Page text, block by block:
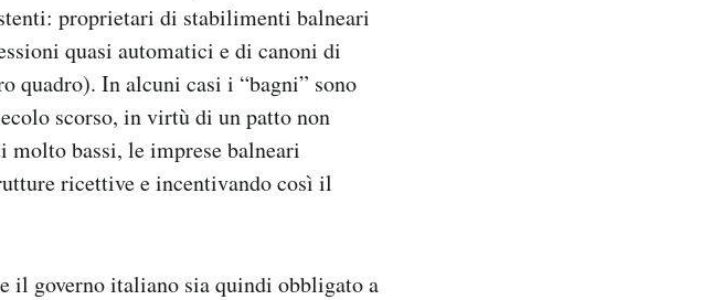
proprietari di stabilimenti balneari
quasi automatici e di canoni di
quadro). In alcuni casi i “bagni” sono
scorso, in virtù di un patto non
bassi, le imprese balneari
ricettive e incentivando così il
il governo italiano sia quindi obbligato a